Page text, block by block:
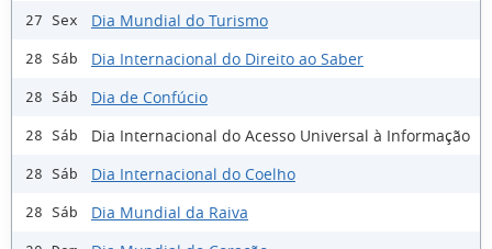
27 Sex Dia Mundial do Turismo
28 Sáb Dia Internacional do Direito ao Saber
28 Sáb Dia de Confúcio
28 Sáb Dia Internacional do Acesso Universal à Informação
28 Sáb Dia Internacional do Coelho
28 Sáb Dia Mundial da Raiva